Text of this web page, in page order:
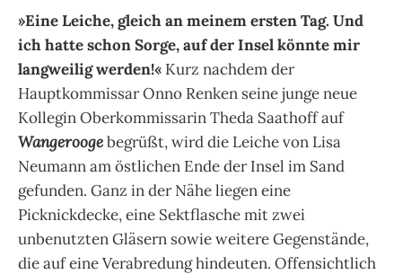
»Eine Leiche, gleich an meinem ersten Tag. Und
ich hatte schon Sorge, auf der Insel könnte mir
langweilig werden!« Kurz nachdem der
Hauptkommissar Onno Renken seine junge neue
Kollegin Oberkommissarin Theda Saathoff auf
Wangeroogebegrüßt, wird die Leiche von Lisa
Neumann am östlichen Ende der Insel im Sand
gefunden. Ganz in der Nähe liegen eine
Picknickdecke, eine Sektflasche mit zwei
unbenutzten Gläsern sowie weitere Gegenstände,
die auf eine Verabredung hindeuten. Offensichtlich